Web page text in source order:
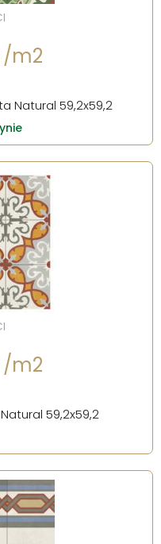
/m2
Natural 59,2x59,2
/m2
59,2x59,2